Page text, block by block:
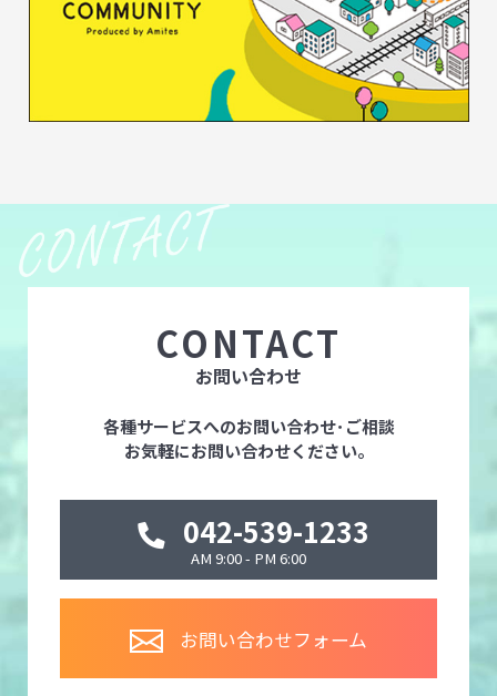
CONTACT
お問い合わせ
各種サービスへのお問い合わせ･ご相談
お気軽にお問い合わせください。
042-539-1233
AM 9:00 - PM 6:00
お問い合わせフォーム